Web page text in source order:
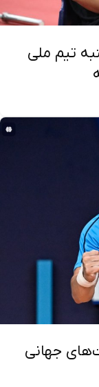
تیم ملی
جهانی